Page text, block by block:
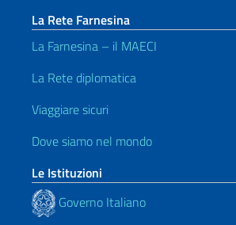
La Rete Farnesina
La Farnesina – il MAECI
La Rete diplomatica
Viaggiare sicuri
Dove siamo nel mondo
Le Istituzioni
Governo Italiano